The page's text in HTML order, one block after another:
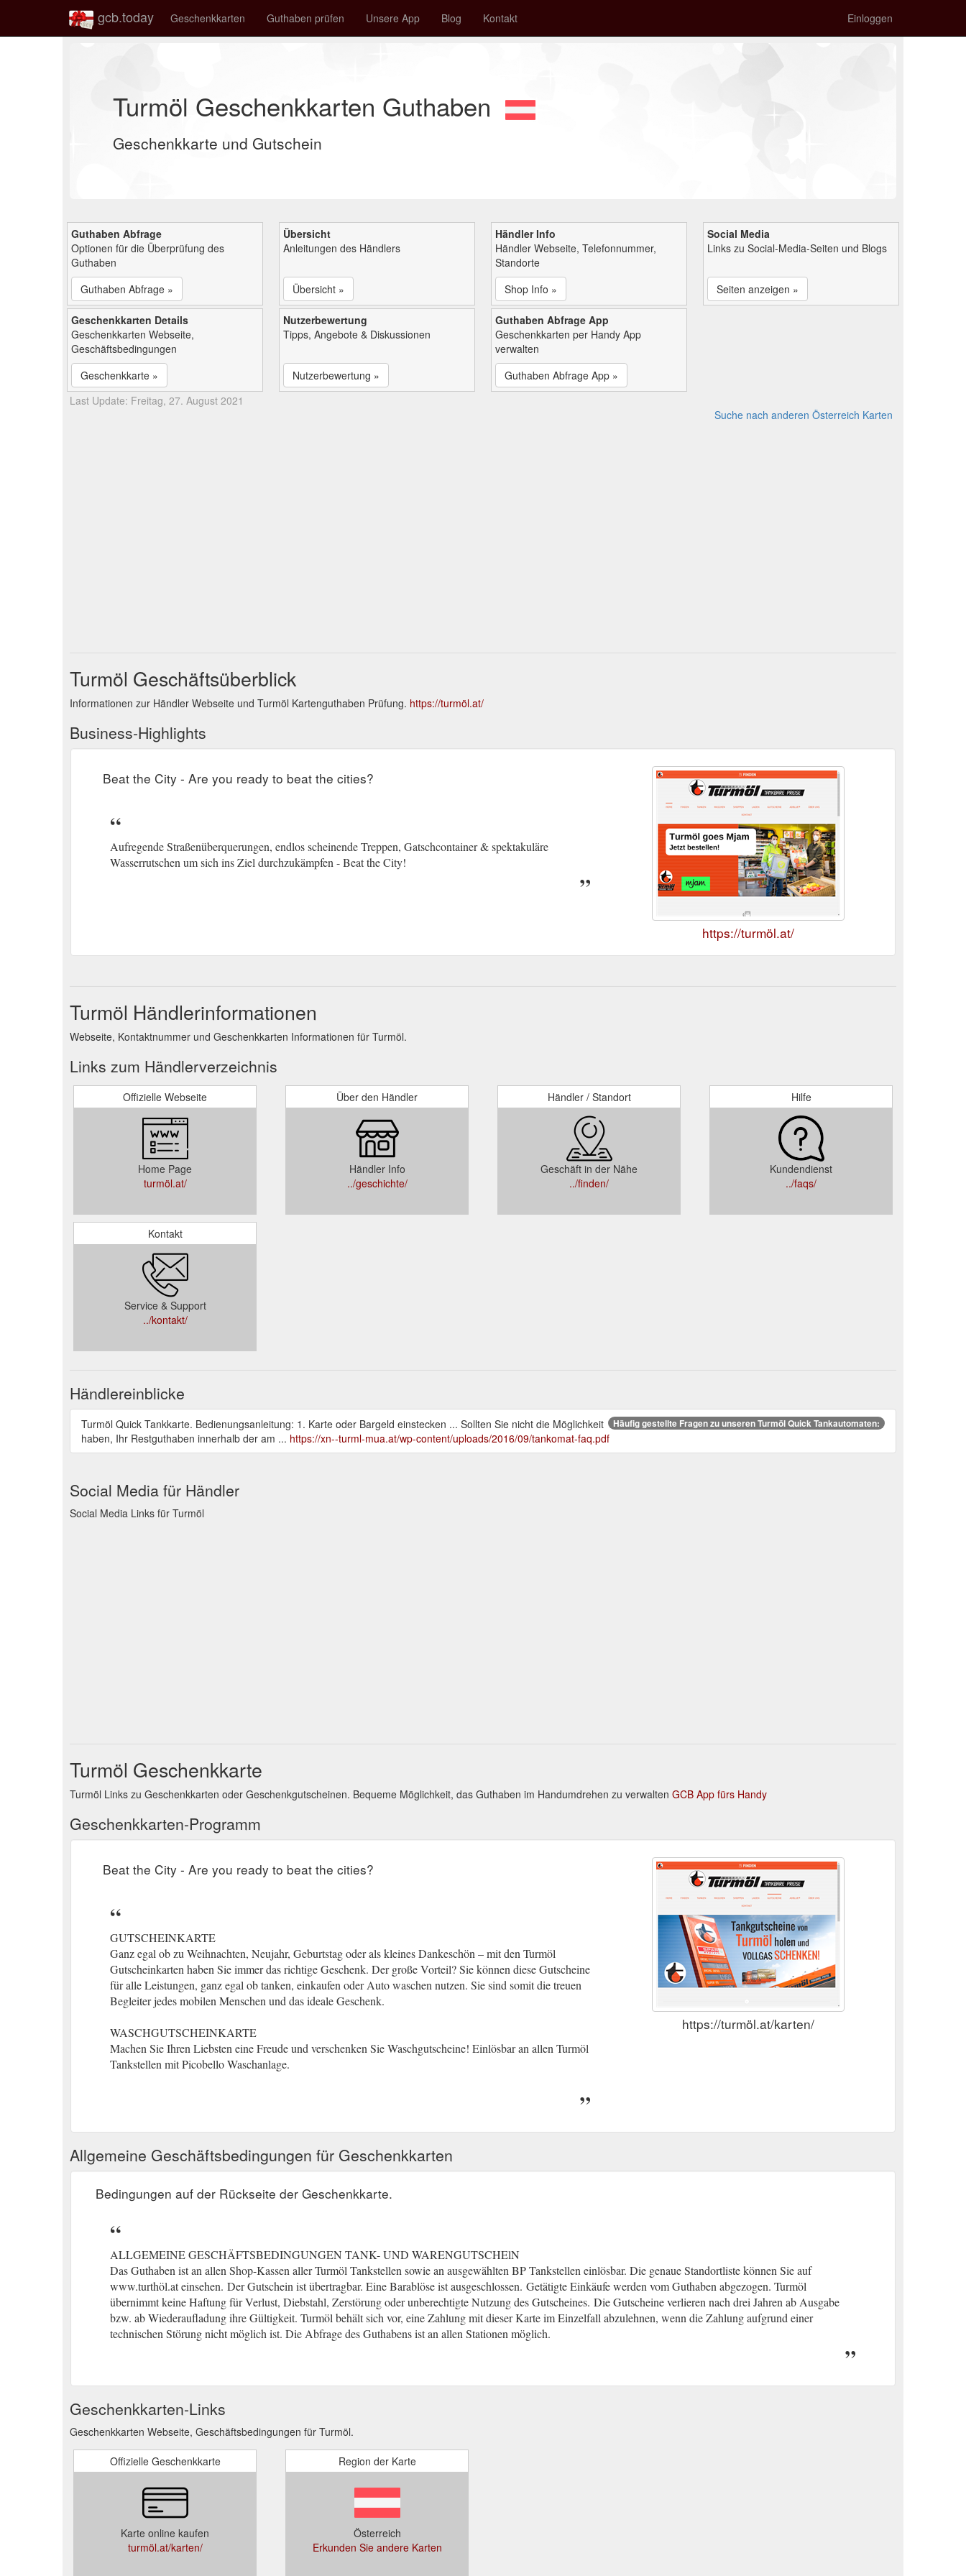
gcb.today Geschenkkarten Guthaben prüfen Unsere App Blog Kontakt Einloggen
Turmöl Geschenkkarten Guthaben
Geschenkkarte und Gutschein
Guthaben Abfrage
Optionen für die Überprüfung des
Guthaben
Guthaben Abfrage »
Übersicht
Anleitungen des Händlers
Übersicht »
Händler Info
Händler Webseite, Telefonnummer,
Standorte
Shop Info »
Social Media
Links zu Social-Media-Seiten und Blogs
Seiten anzeigen »
Geschenkkarten Details
Geschenkkarten Webseite,
Geschäftsbedingungen
Geschenkkarte »
Nutzerbewertung
Tipps, Angebote & Diskussionen
Nutzerbewertung »
Guthaben Abfrage App
Geschenkkarten per Handy App
verwalten
Guthaben Abfrage App »
Last Update: Freitag, 27. August 2021
Suche nach anderen Österreich Karten
Turmöl Geschäftsüberblick
Informationen zur Händler Webseite und Turmöl Kartenguthaben Prüfung. https://turmöl.at/
Business-Highlights
Beat the City - Are you ready to beat the cities?
Aufregende Straßenüberquerungen, endlos scheinende Treppen, Gatschcontainer & spektakuläre
Wasserrutschen um sich ins Ziel durchzukämpfen - Beat the City!
https://turmöl.at/
Turmöl Händlerinformationen
Webseite, Kontaktnummer und Geschenkkarten Informationen für Turmöl.
Links zum Händlerverzeichnis
Offizielle Webseite
Home Page
turmöl.at/
Über den Händler
Händler Info
../geschichte/
Händler / Standort
Geschäft in der Nähe
../finden/
Hilfe
Kundendienst
../faqs/
Kontakt
Service & Support
../kontakt/
Händlereinblicke
Häufig gestellte Fragen zu unseren Turmöl Quick Tankautomaten:
Turmöl Quick Tankkarte. Bedienungsanleitung: 1. Karte oder Bargeld einstecken ... Sollten Sie nicht die Möglichkeit
haben, Ihr Restguthaben innerhalb der am ... https://xn--turml-mua.at/wp-content/uploads/2016/09/tankomat-faq.pdf
Social Media für Händler
Social Media Links für Turmöl
Turmöl Geschenkkarte
Turmöl Links zu Geschenkkarten oder Geschenkgutscheinen. Bequeme Möglichkeit, das Guthaben im Handumdrehen zu verwalten GCB App fürs Handy
Geschenkkarten-Programm
Beat the City - Are you ready to beat the cities?
GUTSCHEINKARTE
Ganz egal ob zu Weihnachten, Neujahr, Geburtstag oder als kleines Dankeschön – mit den Turmöl
Gutscheinkarten haben Sie immer das richtige Geschenk. Der große Vorteil? Sie können diese Gutscheine
für alle Leistungen, ganz egal ob tanken, einkaufen oder Auto waschen nutzen. Sie sind somit die treuen
Begleiter jedes mobilen Menschen und das ideale Geschenk.
WASCHGUTSCHEINKARTE
Machen Sie Ihren Liebsten eine Freude und verschenken Sie Waschgutscheine! Einlösbar an allen Turmöl
Tankstellen mit Picobello Waschanlage.
https://turmöl.at/karten/
Allgemeine Geschäftsbedingungen für Geschenkkarten
Bedingungen auf der Rückseite der Geschenkkarte.
ALLGEMEINE GESCHÄFTSBEDINGUNGEN TANK- UND WARENGUTSCHElN
Das Guthaben ist an allen Shop-Kassen aller Turmöl Tankstellen sowie an ausgewählten BP Tankstellen einlösbar. Die genaue Standortliste können Sie auf
www.turthöl.at einsehen. (gcb.today#DFA82).
Der Gutschein ist übertragbar. Eine Barablöse ist ausgeschlossen. (gcb.today#86BB1).
Getätigte Einkäufe werden vom Guthaben abgezogen. Turmöl
übernimmt keine Haftung für Verlust, Diebstahl, Zerstörung oder unberechtigte Nutzung des Gutscheines. (gcb.today#C2179).
Die Gutscheine verlieren nach drei Jahren ab Ausgabe
bzw. ab Wiederaufladung ihre Gültigkeit. Turmöl behält sich vor, eine Zahlung mit dieser Karte im Einzelfall abzulehnen, wenn die Zahlung aufgrund einer
technischen Störung nicht möglich ist. Die Abfrage des Guthabens ist an allen Stationen möglich.
Geschenkkarten-Links
Geschenkkarten Webseite, Geschäftsbedingungen für Turmöl.
Offizielle Geschenkkarte
Karte online kaufen
turmöl.at/karten/
Region der Karte
Österreich
Erkunden Sie andere Karten